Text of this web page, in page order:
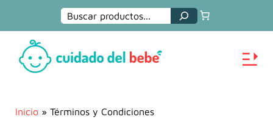
Buscar
Inicio » Términos y Condiciones